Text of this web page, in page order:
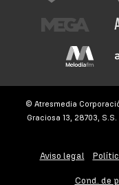
© Atresmedia
Graciosa 13, 28703,
Aviso legal
Cond. de